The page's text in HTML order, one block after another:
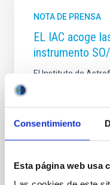
Consentimiento
Esta página web usa
NOTA DE PRENSA
EL IAC acoge
instrumento
El Instituto de
desde hoy y hasta
SO/PHI Science
técnicos del
PHI fue coliderado
Aeroespacial